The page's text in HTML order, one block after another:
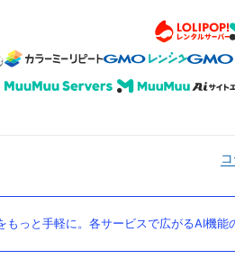
もっと手軽に。各サービスで広がるAI機能